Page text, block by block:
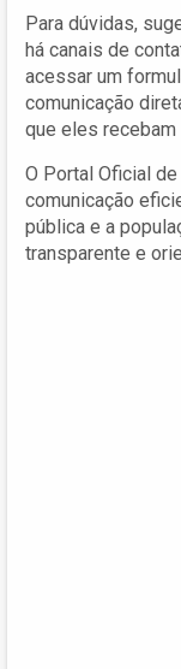
Para dúvidas,
há canais de
acessar um
comunicação
que eles
O Portal Oficial
comunicação
pública e a
transparente e